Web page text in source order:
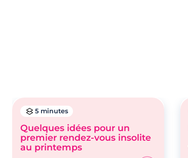
5 minutes
Quelques idées pour un
premier rendez-vous insolite
au printemps